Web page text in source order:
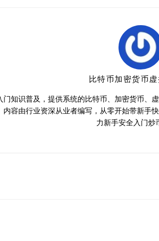
比特币加密货币
门知识普及，提供系统的比特币、加密货币、
内容由行业资深从业者编写，从零开始带新手
力新手安全入门炒